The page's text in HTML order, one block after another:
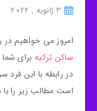
3 ژانویه , 2024
امروز می خواهیم در
ساکن ترکیه برای
در رابطه با این فرد
است مطالب زیر را